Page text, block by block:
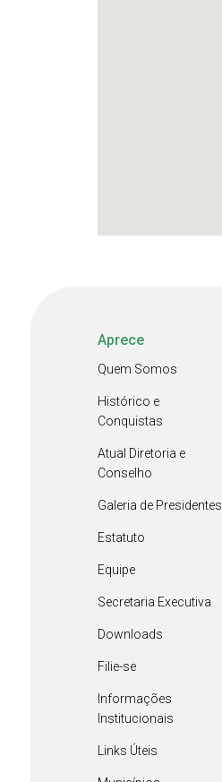
Aprece
Quem Somos
Histórico e
Conquistas
Atual Diretoria e
Conselho
Galeria de Presidentes
Estatuto
Equipe
Secretaria Executiva
Downloads
Filie-se
Informações
Institucionais
Links Úteis